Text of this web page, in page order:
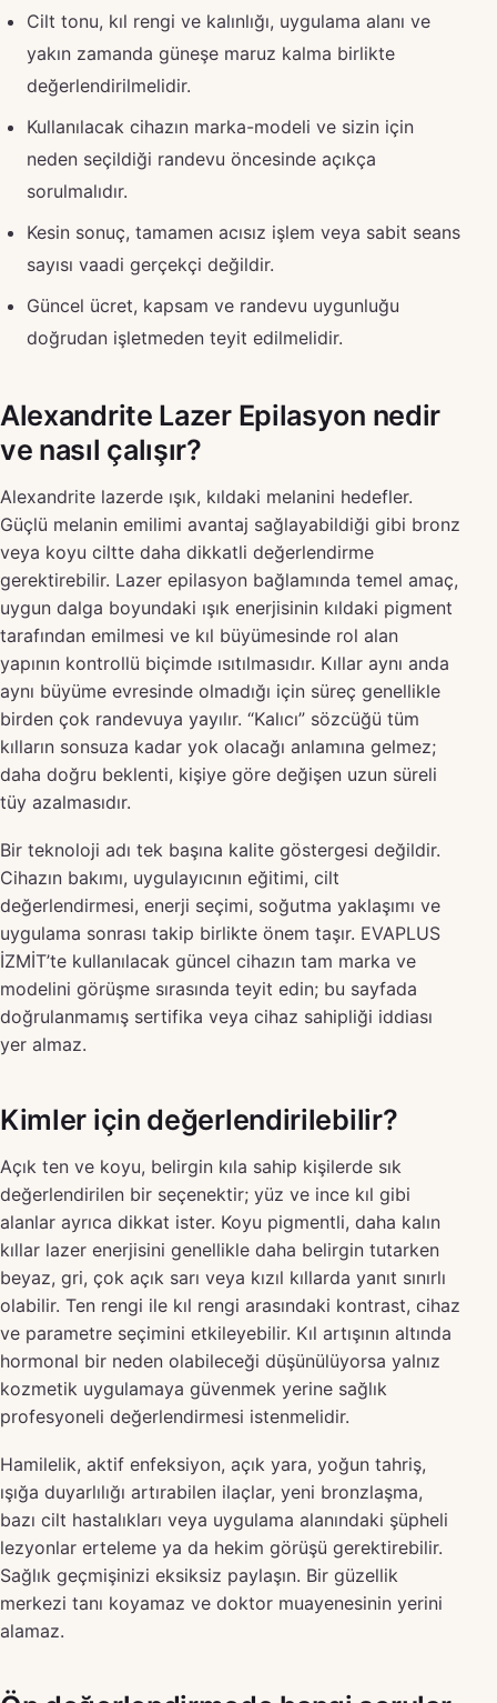
Cilt tonu, kıl rengi ve kalınlığı, uygulama alanı ve
yakın zamanda güneşe maruz kalma birlikte
değerlendirilmelidir.
Kullanılacak cihazın marka-modeli ve sizin için
neden seçildiği randevu öncesinde açıkça
sorulmalıdır.
Kesin sonuç, tamamen acısız işlem veya sabit seans
sayısı vaadi gerçekçi değildir.
Güncel ücret, kapsam ve randevu uygunluğu
doğrudan işletmeden teyit edilmelidir.
Alexandrite Lazer Epilasyon nedir
ve nasıl çalışır?
Alexandrite lazerde ışık, kıldaki melanini hedefler.
Güçlü melanin emilimi avantaj sağlayabildiği gibi bronz
veya koyu ciltte daha dikkatli değerlendirme
gerektirebilir. Lazer epilasyon bağlamında temel amaç,
uygun dalga boyundaki ışık enerjisinin kıldaki pigment
tarafından emilmesi ve kıl büyümesinde rol alan
yapının kontrollü biçimde ısıtılmasıdır. Kıllar aynı anda
aynı büyüme evresinde olmadığı için süreç genellikle
birden çok randevuya yayılır. “Kalıcı” sözcüğü tüm
kılların sonsuza kadar yok olacağı anlamına gelmez;
daha doğru beklenti, kişiye göre değişen uzun süreli
tüy azalmasıdır.
Bir teknoloji adı tek başına kalite göstergesi değildir.
Cihazın bakımı, uygulayıcının eğitimi, cilt
değerlendirmesi, enerji seçimi, soğutma yaklaşımı ve
uygulama sonrası takip birlikte önem taşır. EVAPLUS
İZMİT’te kullanılacak güncel cihazın tam marka ve
modelini görüşme sırasında teyit edin; bu sayfada
doğrulanmamış sertifika veya cihaz sahipliği iddiası
yer almaz.
Kimler için değerlendirilebilir?
Açık ten ve koyu, belirgin kıla sahip kişilerde sık
değerlendirilen bir seçenektir; yüz ve ince kıl gibi
alanlar ayrıca dikkat ister. Koyu pigmentli, daha kalın
kıllar lazer enerjisini genellikle daha belirgin tutarken
beyaz, gri, çok açık sarı veya kızıl kıllarda yanıt sınırlı
olabilir. Ten rengi ile kıl rengi arasındaki kontrast, cihaz
ve parametre seçimini etkileyebilir. Kıl artışının altında
hormonal bir neden olabileceği düşünülüyorsa yalnız
kozmetik uygulamaya güvenmek yerine sağlık
profesyoneli değerlendirmesi istenmelidir.
Hamilelik, aktif enfeksiyon, açık yara, yoğun tahriş,
ışığa duyarlılığı artırabilen ilaçlar, yeni bronzlaşma,
bazı cilt hastalıkları veya uygulama alanındaki şüpheli
lezyonlar erteleme ya da hekim görüşü gerektirebilir.
Sağlık geçmişinizi eksiksiz paylaşın. Bir güzellik
merkezi tanı koyamaz ve doktor muayenesinin yerini
alamaz.